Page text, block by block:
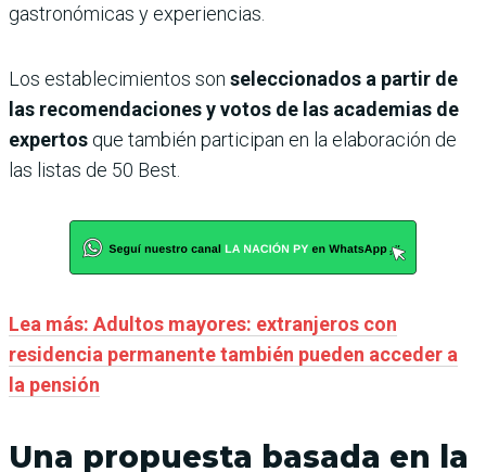
gastronómicas y experiencias.
Los establecimientos son seleccionados a partir de
las recomendaciones y votos de las academias de
expertos que también participan en la elaboración de
las listas de 50 Best.
Lea más: Adultos mayores: extranjeros con
residencia permanente también pueden acceder a
la pensión
Una propuesta basada en la